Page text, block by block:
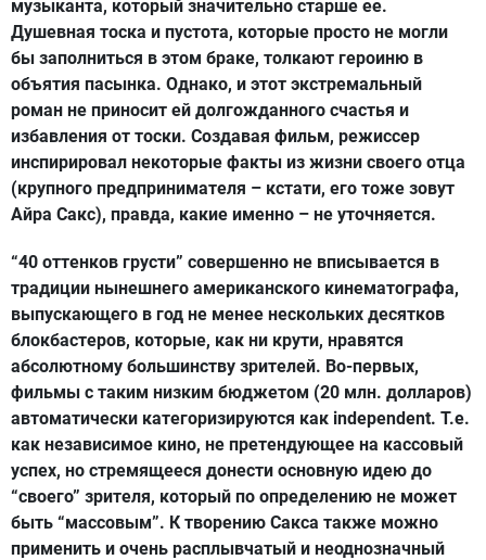
музыканта, который значительно старше ее.
Душевная тоска и пустота, которые просто не могли
бы заполниться в этом браке, толкают героиню в
объятия пасынка. Однако, и этот экстремальный
роман не приносит ей долгожданного счастья и
избавления от тоски. Создавая фильм, режиссер
инспирировал некоторые факты из жизни своего отца
(крупного предпринимателя – кстати, его тоже зовут
Айра Сакс), правда, какие именно – не уточняется.
“40 оттенков грусти” совершенно не вписывается в
традиции нынешнего американского кинематографа,
выпускающего в год не менее нескольких десятков
блокбастеров, которые, как ни крути, нравятся
абсолютному большинству зрителей. Во-первых,
фильмы с таким низким бюджетом (20 млн. долларов)
автоматически категоризируются как independent. Т.е.
как независимое кино, не претендующее на кассовый
успех, но стремящееся донести основную идею до
“своего” зрителя, который по определению не может
быть “массовым”. К творению Сакса также можно
применить и очень расплывчатый и неоднозначный